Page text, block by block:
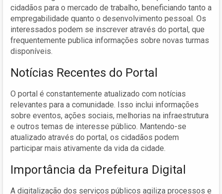
cidadãos para o mercado de trabalho, beneficiando tanto a
empregabilidade quanto o desenvolvimento pessoal. Os
interessados podem se inscrever através do portal, que
frequentemente publica informações sobre novas turmas
disponíveis.
Notícias Recentes do Portal
O portal é constantemente atualizado com notícias
relevantes para a comunidade. Isso inclui informações
sobre eventos, ações sociais, melhorias na infraestrutura
e outros temas de interesse público. Mantendo-se
atualizado através do portal, os cidadãos podem
participar mais ativamente da vida da cidade.
Importância da Prefeitura Digital
A digitalização dos serviços públicos agiliza processos e